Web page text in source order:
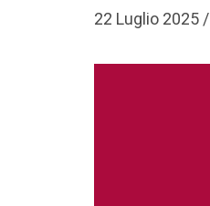
22 Luglio 2025 /